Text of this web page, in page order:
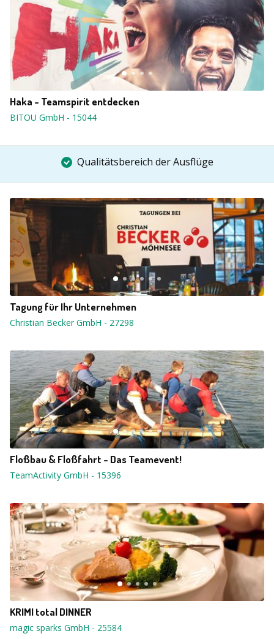
Haka - Teamspirit entdecken
BITOU GmbH - 15044
Qualitätsbereich der Ausflüge
Tagung für Ihr Unternehmen
Christian Becker GmbH - 27298
Floßbau & Floßfahrt - Das Teamevent!
TeamActivity GmbH - 15396
KRIMI total DINNER
magic sparks GmbH - 25584